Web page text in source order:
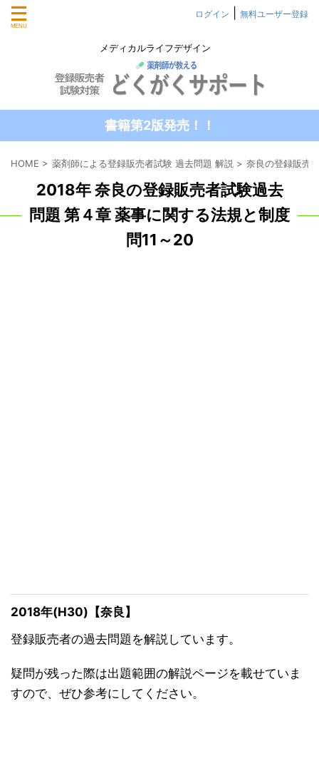
メディカルライフデザイン
ログイン 無料ユーザー登録
書籍第2版発売！！
HOME > 薬剤師による登録販売者試験 過去問題 解説 > 奈良の登録販売
2018年 奈良の登録販売者試験過去
問題 第４章 薬事に関する法規と制度
問11～20
2018年(H30)【奈良】
登録販売者の過去問題を解説しています。
疑問が残った際は出題範囲の解説ページを載せていま
すので、ぜひ参考にしてください。